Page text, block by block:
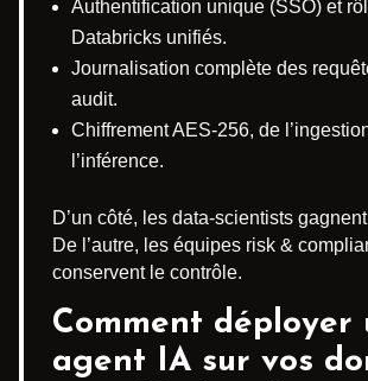
Authentification unique (SSO) et
Databricks unifiés.
Journalisation complète des
audit.
Chiffrement AES-256, de
l’inférence.
D’un côté, les data-scientists
De l’autre, les équipes risk &
conservent le contrôle.
Comment déployer
agent IA sur vos